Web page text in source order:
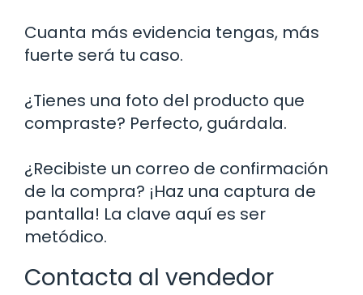
Cuanta más evidencia tengas, más
fuerte será tu caso.
¿Tienes una foto del producto que
compraste? Perfecto, guárdala.
¿Recibiste un correo de confirmación
de la compra? ¡Haz una captura de
pantalla! La clave aquí es ser
metódico.
Contacta al vendedor